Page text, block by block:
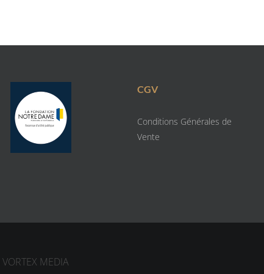
CGV
Conditions Générales de
Vente
VORTEX MEDIA